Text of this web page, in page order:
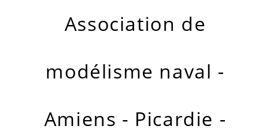
Association de
modélisme naval -
Amiens - Picardie -